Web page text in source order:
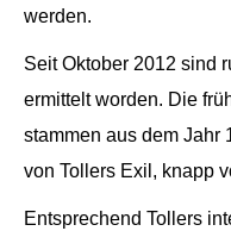
werden.
Seit Oktober 2012 sind
ermittelt worden. Die
stammen aus dem Jahr
von Tollers Exil, knapp
Entsprechend Tollers